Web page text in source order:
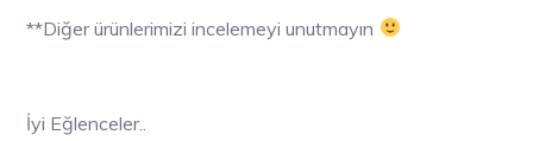
**Diğer ürünlerimizi incelemeyi unutmayın
İyi Eğlenceler..